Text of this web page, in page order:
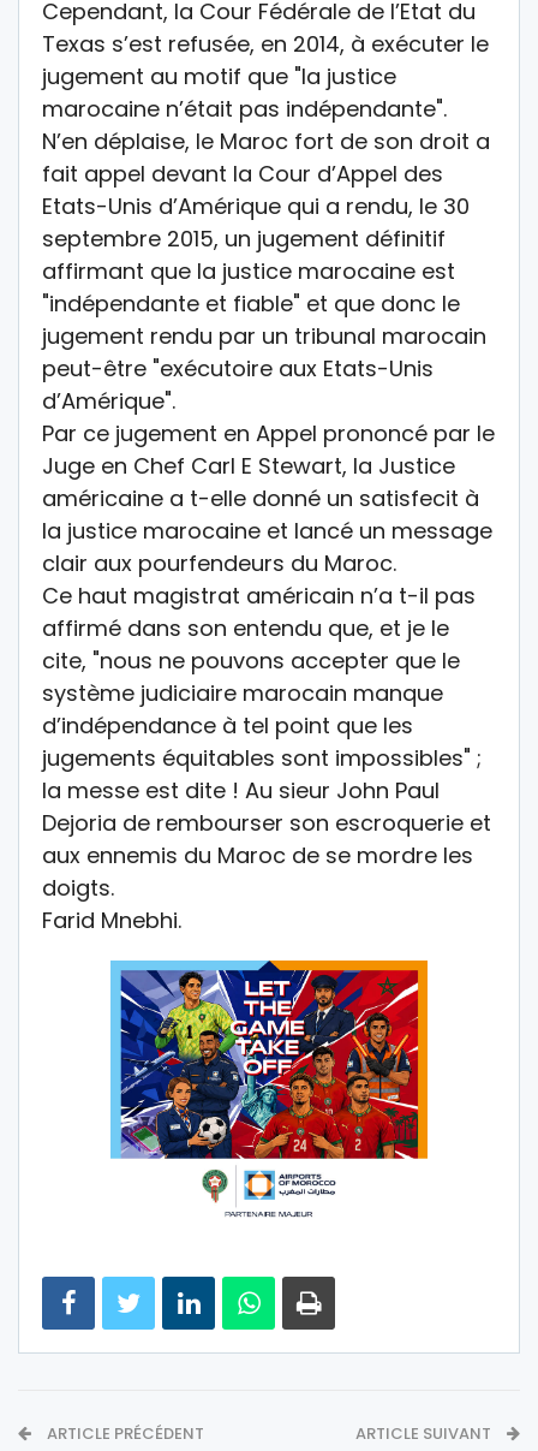
Cependant, la Cour Fédérale de l’Etat du
Texas s’est refusée, en 2014, à exécuter le
jugement au motif que "la justice
marocaine n’était pas indépendante".
N’en déplaise, le Maroc fort de son droit a
fait appel devant la Cour d’Appel des
Etats-Unis d’Amérique qui a rendu, le 30
septembre 2015, un jugement définitif
affirmant que la justice marocaine est
"indépendante et fiable" et que donc le
jugement rendu par un tribunal marocain
peut-être "exécutoire aux Etats-Unis
d’Amérique".
Par ce jugement en Appel prononcé par le
Juge en Chef Carl E Stewart, la Justice
américaine a t-elle donné un satisfecit à
la justice marocaine et lancé un message
clair aux pourfendeurs du Maroc.
Ce haut magistrat américain n’a t-il pas
affirmé dans son entendu que, et je le
cite, "nous ne pouvons accepter que le
système judiciaire marocain manque
d’indépendance à tel point que les
jugements équitables sont impossibles" ;
la messe est dite ! Au sieur John Paul
Dejoria de rembourser son escroquerie et
aux ennemis du Maroc de se mordre les
doigts.
Farid Mnebhi.
ARTICLE PRÉCÉDENT ARTICLE SUIVANT